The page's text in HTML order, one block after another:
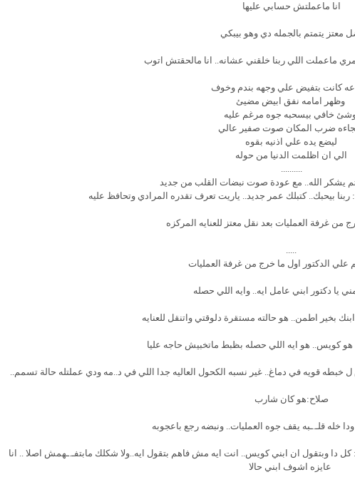
انا ماعملتش حسابي عليها
معتز يتمتم بالجمله دي وهو بيبكي
ماعملت اللي ربنا خلقني عشانه.. انا مالحقتش اتوب
كانت بتفيض علي وجهه بندم وخوف
وظهر امامه نفق ابيض مضيئ
خافي بيسحبه جوه مرغم عليه
ضرب المكان صوت صفير عالي
ليضع يده علي اذنيه بقوه
الي ان اظلمت الدنيا من حوله
..........
يشكر الله.. مع عودة صوت نبضات القلب من جديد
ربنا بيحبك.. كتبلك عمر جديد.. ياريت تعرف تقدره المرادي وتحافظ عليه
من غرفة العمليات بعد نقل معتز للعنايه المركزه
.....
علي الدكتور اول ما خرج من غرفة العمليات
يا دكتور ابني عامل ايه.. وايه اللي حصله
ابنك بخير اطمن.. هو حالته مستقرة دلوقتي واتنقل للعنايه
هو كويس.. هو ايه اللي حصله بظبط ماتخبيش حاجه عليا
ل خبطه قويه في دماغ.. غير نسبه الكحول العاليه جدا اللي في د..مه ودي عملتله حالة تسمم..
صلاح:هو كان شارب
خله قلـ.ـبه يقف جوه العمليات.. ونبضه رجع باعجوبه
وبتقول ان ابني كويس.. انت ايه مش فاهم بتقول ايه..ولا شكلك مابتفـ.ـهمش اصلا .. انا
عايزه اشوف ابني حالا